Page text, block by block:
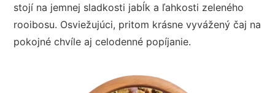
stojí na jemnej sladkosti jabĺk a ľahkosti zeleného
rooibosu. Osviežujúci, pritom krásne vyvážený čaj na
pokojné chvíle aj celodenné popíjanie.